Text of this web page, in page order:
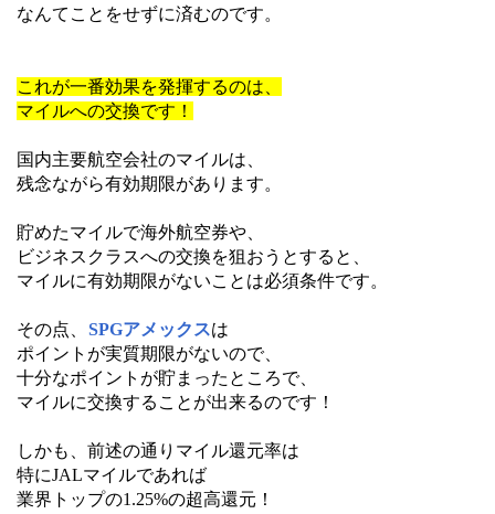
なんてことをせずに済むのです。
これが一番効果を発揮するのは、
マイルへの交換です！
国内主要航空会社のマイルは、
残念ながら有効期限があります。
貯めたマイルで海外航空券や、
ビジネスクラスへの交換を狙おうとすると、
マイルに有効期限がないことは必須条件です。
その点、 SPGアメックスは
ポイントが実質期限がないので、
十分なポイントが貯まったところで、
マイルに交換することが出来るのです！
しかも、前述の通りマイル還元率は
特にJALマイルであれば
業界トップの1.25%の超高還元！